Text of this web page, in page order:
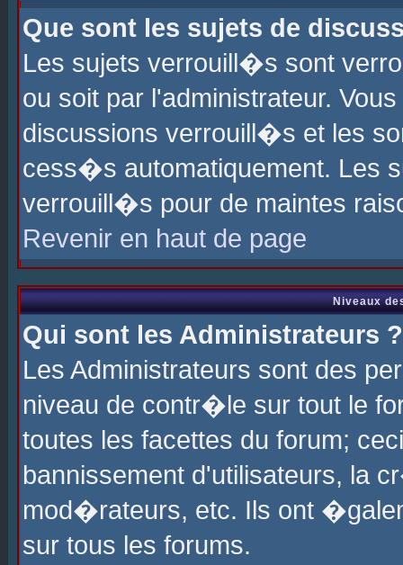
Que sont les sujets de
Les sujets verrouill�s sont
ou soit par l'administrateur.
discussions verrouill�s et les
cess�s automatiquement. Les
verrouill�s pour de maintes
Revenir en haut de page
Niveaux
Qui sont les Administrateurs ?
Les Administrateurs sont des
niveau de contr�le sur tout le
toutes les facettes du forum;
bannissement d'utilisateurs, la
mod�rateurs, etc. Ils ont
sur tous les forums.